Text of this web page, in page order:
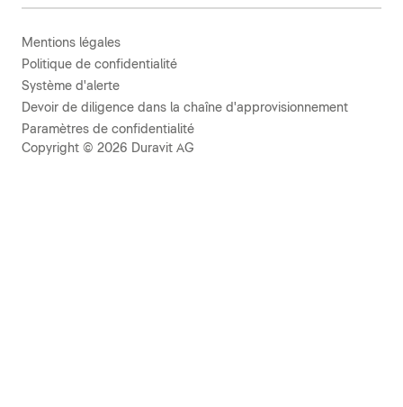
Mentions légales
Politique de confidentialité
Système d'alerte
Devoir de diligence dans la chaîne d'approvisionnement
Paramètres de confidentialité
Copyright © 2026 Duravit AG